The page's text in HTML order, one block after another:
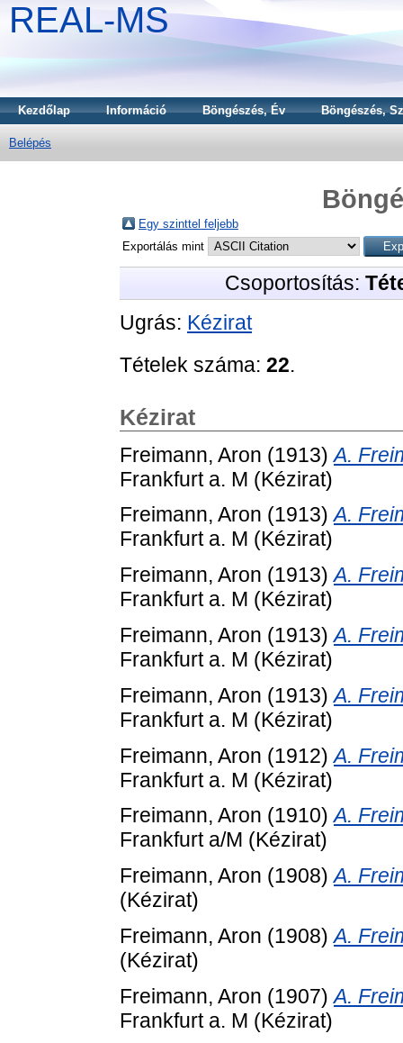
REAL-MS
Kezdőlap Információ Böngészés, Év Böngészés,
Belépés
Egy szinttel feljebb
Exportálás mint
Csoportosítás:
Ugrás: Kézirat
Tételek száma: 22.
Kézirat
Freimann, Aron (1913)A.
Frankfurt a. M (Kézirat)
Freimann, Aron (1913)A.
Frankfurt a. M (Kézirat)
Freimann, Aron (1913)A.
Frankfurt a. M (Kézirat)
Freimann, Aron (1913)A.
Frankfurt a. M (Kézirat)
Freimann, Aron (1913)A.
Frankfurt a. M (Kézirat)
Freimann, Aron (1912)A.
Frankfurt a. M (Kézirat)
Freimann, Aron (1910)A.
Frankfurt a/M (Kézirat)
Freimann, Aron (1908)A.
(Kézirat)
Freimann, Aron (1908)A.
(Kézirat)
Freimann, Aron (1907)A.
Frankfurt a. M (Kézirat)